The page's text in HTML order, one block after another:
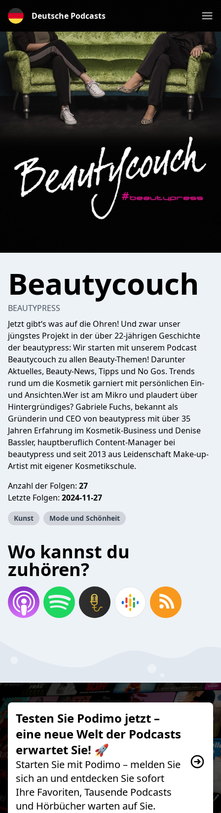
Deutsche Podcasts
Beautycouch
BEAUTYPRESS
Jetzt gibt‘s was auf die Ohren! Und zwar unser
jüngstes Projekt in der über 22-jährigen Geschichte
der beautypress: Wir starten mit unserem Podcast
Beautycouch zu allen Beauty-Themen! Darunter
Aktuelles, Beauty-News, Tipps und No Gos. Trends
rund um die Kosmetik garniert mit persönlichen Ein-
und Ansichten.Wer ist am Mikro und plaudert über
Hintergründiges? Gabriele Fuchs, bekannt als
Gründerin und CEO von beautypress mit über 35
Jahren Erfahrung im Kosmetik-Business und Denise
Bassler, hauptberuflich Content-Manager bei
beautypress und seit 2013 aus Leidenschaft Make-up-
Artist mit eigener Kosmetikschule.
Anzahl der Folgen: 27
Letzte Folgen: 2024-11-27
Kunst Mode und Schönheit
Wo kannst du
zuhören?
Testen Sie Podimo jetzt –
eine neue Welt der Podcasts
erwartet Sie! 🚀
Starten Sie mit Podimo – melden Sie
sich an und entdecken Sie sofort
Ihre Favoriten, Tausende Podcasts
und Hörbücher warten auf Sie.